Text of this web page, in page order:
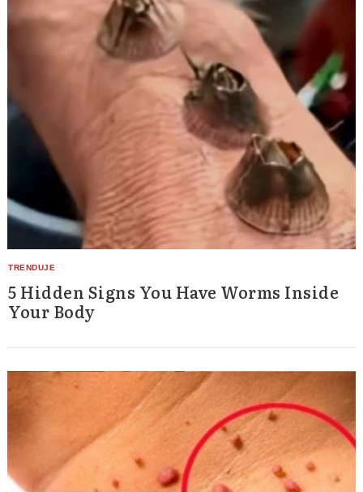
5 Hidden Signs You Have Worms Inside
Your Body